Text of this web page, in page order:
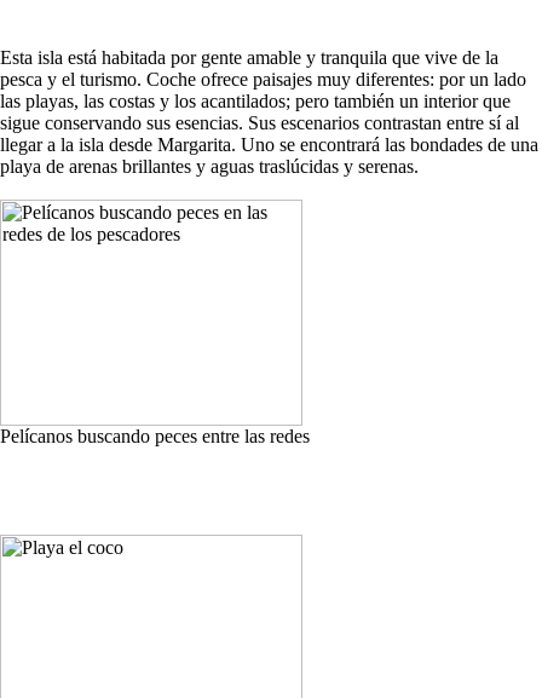
Esta isla está habitada por gente amable y tranquila que vive de la
pesca y el turismo. Coche ofrece paisajes muy diferentes: por un lado
las playas, las costas y los acantilados; pero también un interior que
sigue conservando sus esencias. Sus escenarios contrastan entre sí al
llegar a la isla desde Margarita. Uno se encontrará las bondades de una
playa de arenas brillantes y aguas traslúcidas y serenas.
Pelícanos buscando peces entre las redes